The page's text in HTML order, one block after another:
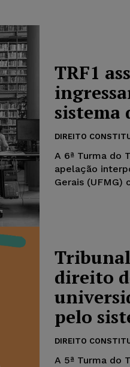
TRF1
sistema
DIREITO
A 6ª Turma do
apelação
Gerais (UFMG)
direito
pelo
DIREITO
A 5ª Turma do